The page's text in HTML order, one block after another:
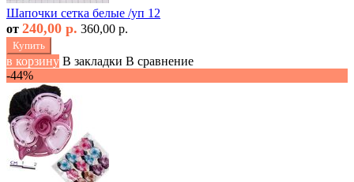
Шапочки сетка белые /уп 12
от 240,00 р. 360,00 р.
Купить
в корзину В закладки В сравнение
-44%